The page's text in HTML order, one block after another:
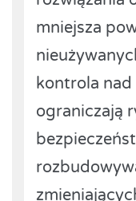
mniejsza
kontrola nad
ograniczają